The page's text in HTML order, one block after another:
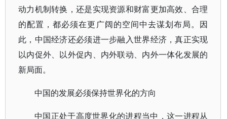
动力机制转换，还是实现资源和财富更加高效、合理
的配置，都必须在更广阔的空间中去谋划布局。因
此，中国经济还必须进一步融入世界经济，真正实现
以内促外、以外促内、内外联动、内外一体化发展的
新局面。
中国的发展必须保持世界化的方向
中国正处于高度世界化的进程当中，这一进程从